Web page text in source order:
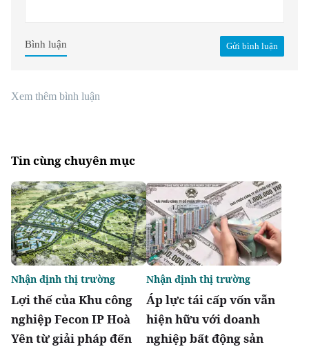
Gửi bình luận
Bình luận
Xem thêm bình luận
Tin cùng chuyên mục
Lợi thế của Khu công
nghiệp Fecon IP Hoà
Yên từ giải pháp đến
Nhận định thị trường
Áp lực tái cấp vốn vẫn
hiện hữu với doanh
nghiệp bất động sản
Nhận định thị trường